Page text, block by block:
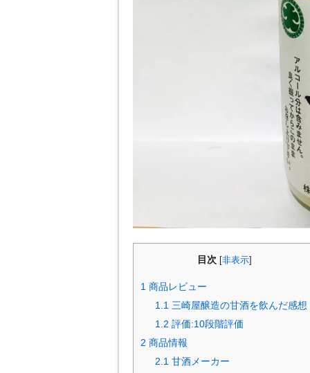
目次 非表示]
1 商品レビュー
1.1 三崎屋醸造の甘酒を飲んだ感想
1.2 評価:10段階評価
2 商品情報
2.1 甘酒メーカー